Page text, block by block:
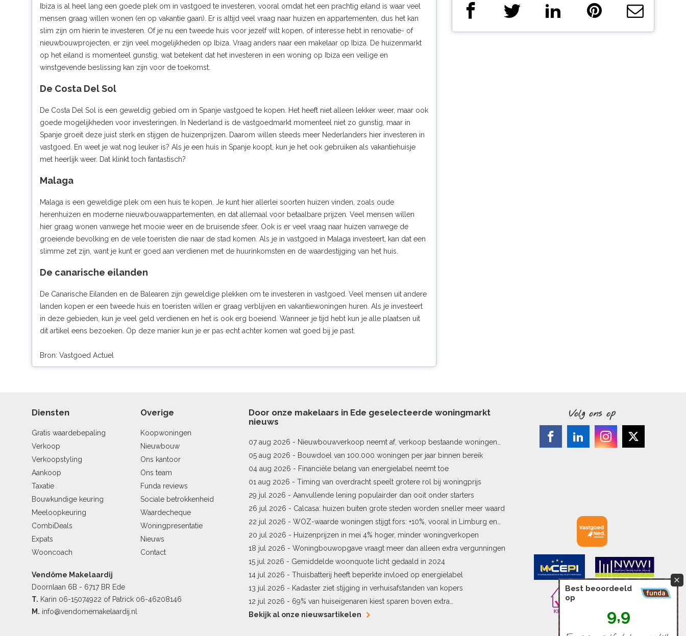
Ibiza is al heel lang een goede plek om in vastgoed te investeren, vooral omdat het een prachtig eiland is waar veel
mensen graag willen wonen (en op vakantie gaan). Er is altijd veel vraag naar huizen en appartementen, dus het kan
slim zijn om hierin te investeren. Of je nu een tweede huis voor jezelf wilt kopen, of interesse hebt in renovatie- of
nieuwbouwprojecten, er zijn veel mogelijkheden op Ibiza. Vraag anders naar een makelaar op Ibiza . De huizenmarkt
op het eiland is momenteel gunstig, wat betekent dat het investeren in een woning op Ibiza een veilige en
winstgevende beslissing kan zijn voor de toekomst.
De Costa Del Sol
De Costa Del Sol is een geweldig gebied om in Spanje vastgoed te kopen. Het heeft niet alleen lekker weer, maar ook
goede mogelijkheden voor investeringen. In Nederland is de vastgoedmarkt momenteel niet zo gunstig, maar in
Spanje groeit deze juist sterk en stijgen de huizenprijzen. Daarom willen steeds meer Nederlanders hier investeren in
vastgoed. En weet je wat nog leuker is? Als je een huis in Spanje koopt, kun je het ook gebruiken als vakantiehuisje
met heerlijk weer. Dat klinkt toch fantastisch?
Malaga
Malaga is een geweldige plek om een huis te kopen. Je kunt hier allerlei soorten huizen vinden, zoals oude
herenhuizen en moderne nieuwbouwappartementen, en dat allemaal voor betaalbare prijzen. Veel mensen willen
hier graag wonen vanwege het mooie weer en de bruisende sfeer. Ook is er veel vraag naar huizen vanwege de
groeiende bevolking en de vele toeristen die naar de stad komen. Als je in vastgoed in Malaga investeert, kan dat een
slimme zet zijn, want je kunt er goed aan verdienen met de huurinkomsten en de waardestijging van het huis.
De canarische eilanden
De Canarische Eilanden en de Balearen zijn geweldige plekken om te investeren in vastgoed. Veel mensen uit andere
landen kopen er een tweede huis en toeristen willen er graag verblijven en vakantiewoningen huren. Als je investeert
in deze gebieden, kun je veel geld verdienen en het is ook erg boeiend. Wanneer je tijd hebt kun je alle plaatsen uit
dit artikel eens bezoeken. Op deze manier kun je er pas echt achter komen wat goed bij je past.
Bron: Vastgoed Actuel
Diensten
Gratis waardebepaling
Verkoop
Verkoopstyling
Aankoop
Taxatie
Bouwkundige keuring
Meeloopkeuring
CombiDeals
Expats
Wooncoach
Overige
Koopwoningen
Nieuwbouw
Ons kantoor
Ons team
Funda reviews
Sociale betrokkenheid
Waardecheque
Woningpresentatie
Nieuws
Contact
Vendôme Makelaardij
Doornlaan 6B - 6717 BR Ede
T. Karin 06-15074922 of Patrick 06-46208146
M. info@vendomemakelaardij.nl
Door onze makelaars in Ede geselecteerde woningmarkt
nieuws
07 aug 2026 - Nieuwbouwverkoop neemt af, verkoop bestaande woningen
stijgt
05 aug 2026 - Bouwdoel van 100.000 woningen per jaar binnen bereik
04 aug 2026 - Financiële belang van energielabel neemt toe
01 aug 2026 - Timing van overdracht speelt grotere rol bij woningprijs
29 jul 2026 - Aanvullende lening populairder dan ooit onder starters
26 jul 2026 - Calcasa: huizen buiten grote steden worden sneller meer waard
22 jul 2026 - WOZ-waarde woningen stijgt fors: +10%, vooral in Limburg en
Pekela
20 jul 2026 - Huizenprijzen in mei 4% hoger, minder woningverkopen
18 jul 2026 - Woningbouwopgave vraagt meer dan alleen extra vergunningen
15 jul 2026 - Gemiddelde woonquote licht gedaald in 2024
14 jul 2026 - Thuisbatterij heeft beperkte invloed op energielabel
13 jul 2026 - Kadaster ziet stijging in verhuisafstanden van kopers
12 jul 2026 - 69% van huiseigenaren kiest sparen boven extra
hypotheekaflossing
Bekijk al onze nieuwsartikelen
Volg ons op
Best beoordeeld
op
9,9